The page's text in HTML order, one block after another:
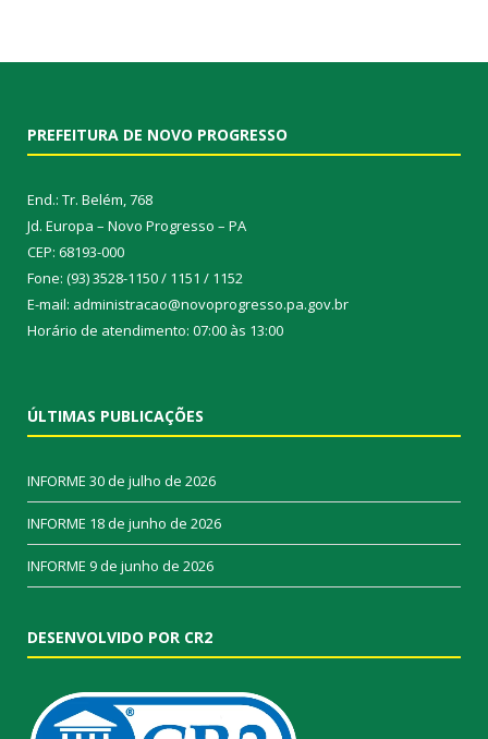
PREFEITURA DE NOVO PROGRESSO
End.: Tr. Belém, 768
Jd. Europa – Novo Progresso – PA
CEP: 68193-000
Fone: (93) 3528-1150 / 1151 / 1152
E-mail: administracao@novoprogresso.pa.gov.br
Horário de atendimento: 07:00 às 13:00
ÚLTIMAS PUBLICAÇÕES
INFORME 30 de julho de 2026
INFORME 18 de junho de 2026
INFORME 9 de junho de 2026
DESENVOLVIDO POR CR2